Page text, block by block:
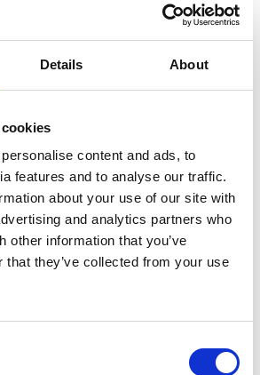
Details About
content and ads, to
features and to analyse our traffic.
about your use of our site with
and analytics partners who
other information that you’ve
that they’ve collected from your use
Italia – Repubblica ha superato
i dieci miliardi di euro
Ceca